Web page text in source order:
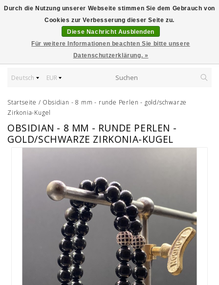
Deutsch EUR
Startseite / Obsidian - 8 mm - runde Perlen - gold/schwarze
Zirkonia-Kugel
OBSIDIAN - 8 MM - RUNDE PERLEN -
GOLD/SCHWARZE ZIRKONIA-KUGEL
Durch die Nutzung unserer Webseite stimmen Sie dem Gebrauch von
Cookies zur Verbesserung dieser Seite zu.
Diese Nachricht Ausblenden
Für weitere Informationen beachten Sie bitte unsere
Datenschutzerklärung. »